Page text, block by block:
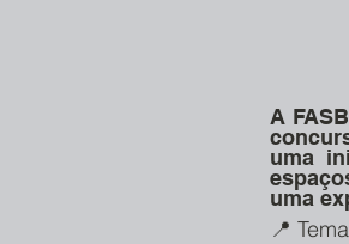
A
uma
uma
📍 Tema